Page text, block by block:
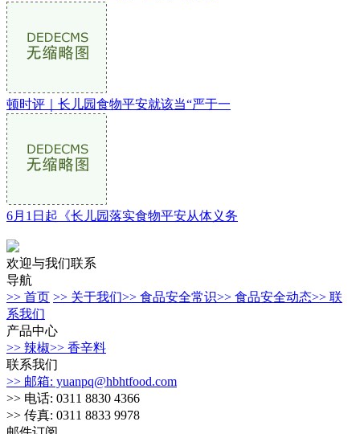
顿时评｜长儿园食物平安就该当“严于一
6月1日起《长儿园落实食物平安从体义务
欢迎与我们联系
导航
>> 首页 >> 关于我们>> 食品安全常识>> 食品安全动态>> 联
系我们
产品中心
>> 辣椒>> 香辛料
联系我们
>> 邮箱: yuanpq@hbhtfood.com
>> 电话: 0311 8830 4366
>> 传真: 0311 8833 9978